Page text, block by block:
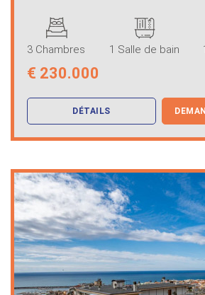
3 Chambres 1 Salle de bain
€ 230.000
DÉTAILS